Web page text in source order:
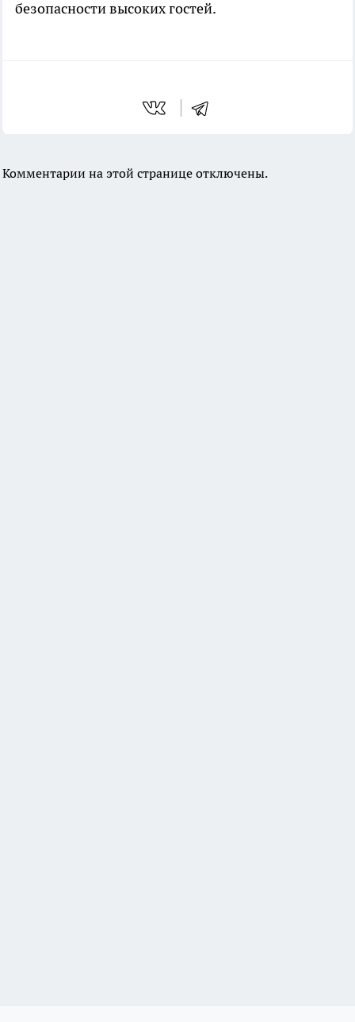
безопасности высоких гостей.
Комментарии на этой странице отключены.